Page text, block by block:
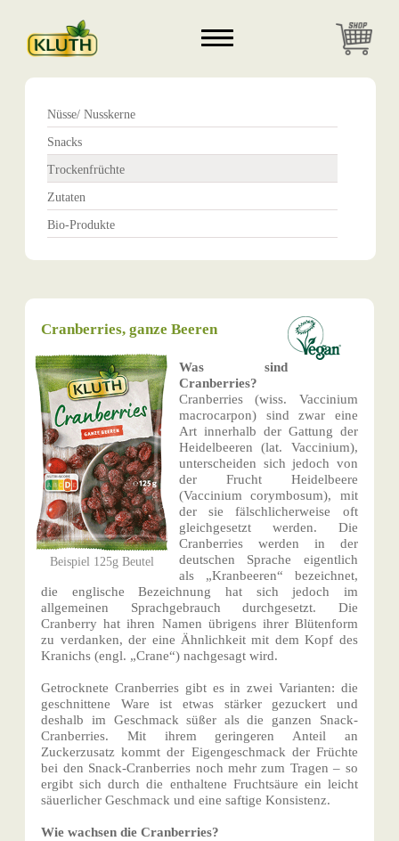
Nüsse/ Nusskerne
Snacks
Trockenfrüchte
Zutaten
Bio-Produkte
Cranberries, ganze Beeren
Beispiel 125g Beutel
Was sind
Cranberries?
Cranberries (wiss. Vaccinium
macrocarpon) sind zwar eine
Art innerhalb der Gattung der
Heidelbeeren (lat. Vaccinium),
unterscheiden sich jedoch von
der Frucht Heidelbeere
(Vaccinium corymbosum), mit
der sie fälschlicherweise oft
gleichgesetzt werden. Die
Cranberries werden in der
deutschen Sprache eigentlich
als „Kranbeeren“ bezeichnet,
die englische Bezeichnung hat sich jedoch im
allgemeinen Sprachgebrauch durchgesetzt. Die
Cranberry hat ihren Namen übrigens ihrer Blütenform
zu verdanken, der eine Ähnlichkeit mit dem Kopf des
Kranichs (engl. „Crane“) nachgesagt wird.
Getrocknete Cranberries gibt es in zwei Varianten: die
geschnittene Ware ist etwas stärker gezuckert und
deshalb im Geschmack süßer als die ganzen Snack-
Cranberries. Mit ihrem geringeren Anteil an
Zuckerzusatz kommt der Eigengeschmack der Früchte
bei den Snack-Cranberries noch mehr zum Tragen – so
ergibt sich durch die enthaltene Fruchtsäure ein leicht
säuerlicher Geschmack und eine saftige Konsistenz.
Wie wachsen die Cranberries?